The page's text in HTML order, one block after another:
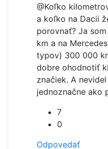
@Koľko
a koľko na Dacii
porovnať? Ja
km a na
typov) 300 000
dobre ohodnotiť
značiek. A
jednoznačne ako
7
0
Odpovedať